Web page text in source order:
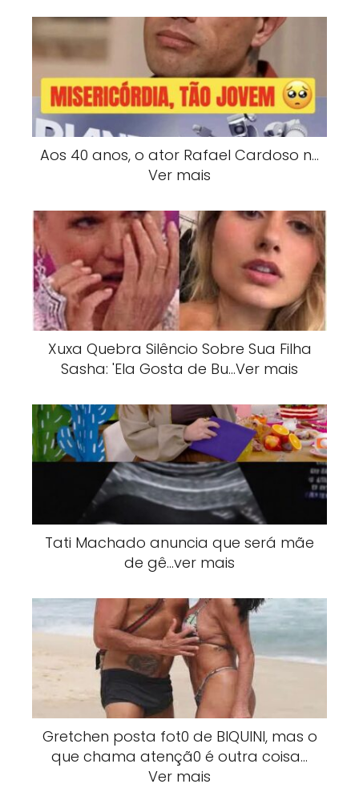
Aos 40 anos, o ator Rafael Cardoso n…
Ver mais
Xuxa Quebra Silêncio Sobre Sua Filha
Sasha: 'Ela Gosta de Bu…Ver mais
Tati Machado anuncia que será mãe
de gê…ver mais
Gretchen posta fot0 de BlQUlNI, mas o
que chama atençã0 é outra coisa…
Ver mais